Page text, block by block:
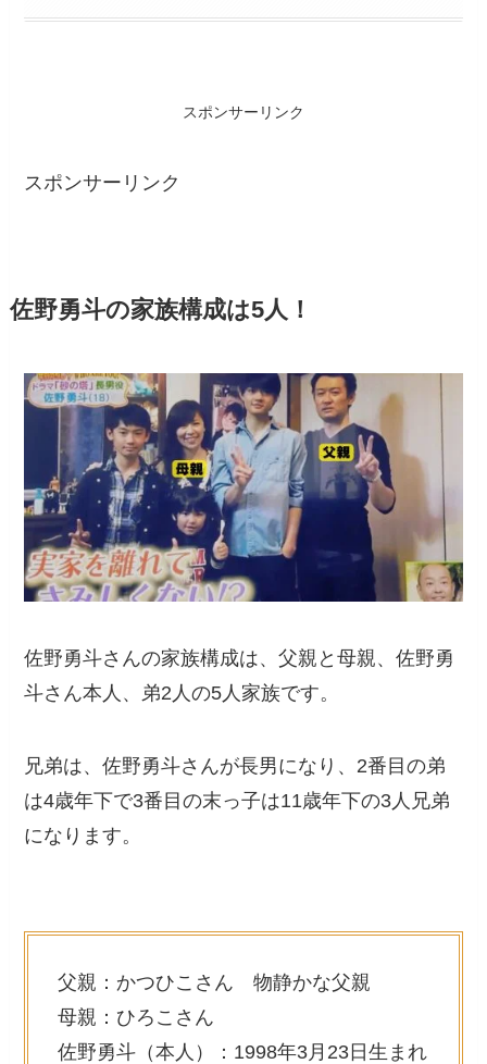
スポンサーリンク
スポンサーリンク
佐野勇斗の家族構成は5人！
佐野勇斗さんの家族構成は、父親と母親、佐野勇
斗さん本人、弟2人の5人家族です。
兄弟は、佐野勇斗さんが長男になり、2番目の弟
は4歳年下で3番目の末っ子は11歳年下の3人兄弟
になります。
父親：かつひこさん 物静かな父親
母親：ひろこさん
佐野勇斗（本人）：1998年3月23日生まれ